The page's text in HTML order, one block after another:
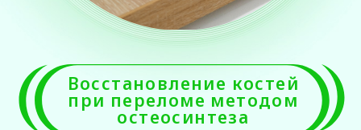
Тяжелые травмы и сложные переломы требуют
ювелирной точности хирурга и максимально
надежной фиксации для правильного сращивания.
позволяет отказаться от долгого и мучительного
ношения гипса. Лечение переломов в нашей клинике
базируется на принципах малоинвазивности и
бережного отношения к тканям, что позволяет
значительно ускорить последующую